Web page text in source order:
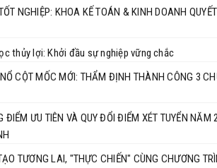
NGHIỆP: KHOA KẾ TOÁN & KINH DOANH
thủy lợi: Khởi đầu sự nghiệp vững chắc
CỘT MỐC MỚI: THẨM ĐỊNH THÀNH CÔNG 3
ƯU TIÊN VÀ QUY ĐỔI ĐIỂM XÉT TUYỂN NĂM
TƯƠNG LAI, "THỰC CHIẾN" CÙNG CHƯƠNG